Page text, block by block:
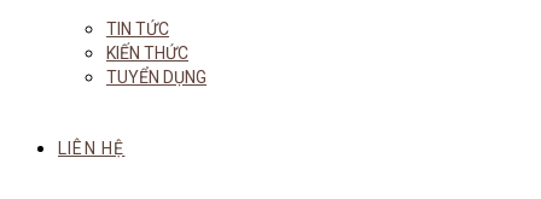
TIN TỨC
KIẾN THỨC
TUYỂN DỤNG
LIÊN HỆ